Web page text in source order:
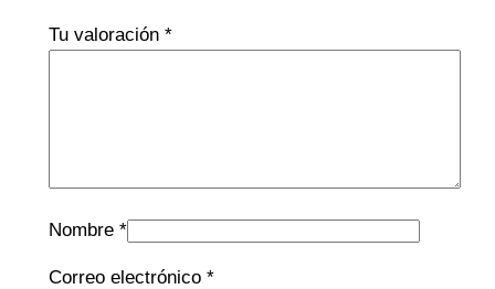
Tu valoración *
Nombre *
Correo electrónico *